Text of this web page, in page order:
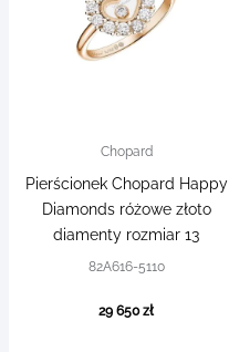
Chopard
Pierścionek Chopard Happy
Diamonds różowe złoto
diamenty rozmiar 13
82A616-5110
29 650 zł